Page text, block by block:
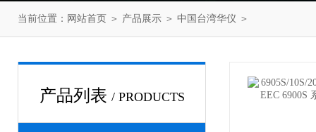
当前位置： 网站首页 ＞ 产品展示 ＞ 中国台湾华仪 ＞
产品列表 / PRODUCTS